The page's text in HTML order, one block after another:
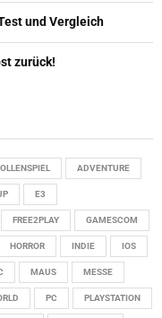
und Vergleich
zurück!
ADVENTURE
E3
FREE2PLAY GAMESCOM
HORROR INDIE IOS
MAUS MESSE
PC PLAYSTATION